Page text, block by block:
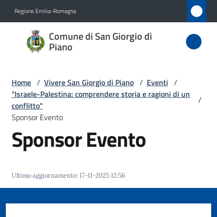
Regione Emilia-Romagna
Comune di San Giorgio di
Piano
Comune
di San
di Piano
Amministrazione
Novità
Servizi
Home / Vivere San Giorgio di Piano / Eventi /
"Israele-Palestina: comprendere storia e ragioni di un
conflitto"
/
Sponsor Evento
Sponsor Evento
Ultimo aggiornamento:17-11-2025 12:56